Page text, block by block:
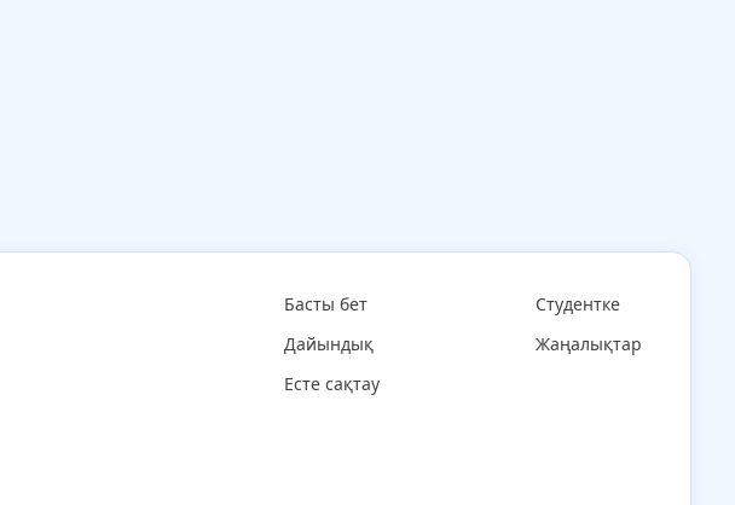
Басты бет
Дайындық
Есте сақтау
Студентке
Жаңалықтар